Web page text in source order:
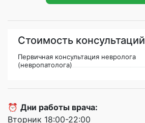
Стоимость консультаций
Первичная консультация невролога
(невропатолога)
⏰ Дни работы врача:
Вторник 18:00-22:00